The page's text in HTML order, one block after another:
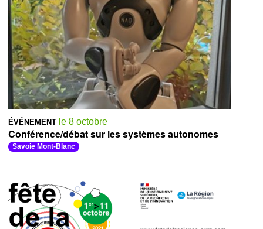
ÉVÉNEMENT le 8 octobre
Conférence/débat sur les systèmes autonomes
Savoie Mont-Blanc